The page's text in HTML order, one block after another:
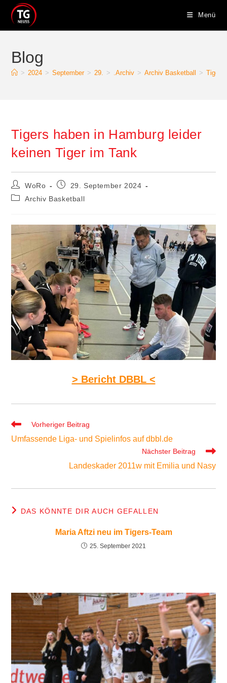
Inhalt
springen
Menü
Blog
> 2024 > September > 29. > .Archiv > Archiv Basketball > Tigers
Tigers haben in Hamburg leider
keinen Tiger im Tank
Beitrags-
Autor:
WoRo
Beitrag29. September 2024
Beitrags-
Archiv Basketball
> Bericht DBBL <
Weitere
ansehen
Vorheriger Beitrag
Umfassende Liga- und Spielinfos auf dbbl.de
Nächster Beitrag
Landeskader 2011w mit Emilia und Nasy
DAS KÖNNTE DIR AUCH GEFALLEN
Maria Aftzi neu im Tigers-Team
25. September 2021